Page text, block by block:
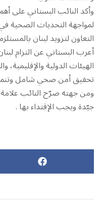
وأكد النائب البستاني على
لمواجهة التحديات الصحية
التعاون لتزويد لبنان
أعرب البستاني عن التزام
الهيئات الدولية
تحقيق أمن صحي شامل
ومن جهته صرّح النائب
جيّدة ويجب الإقتداء بها .